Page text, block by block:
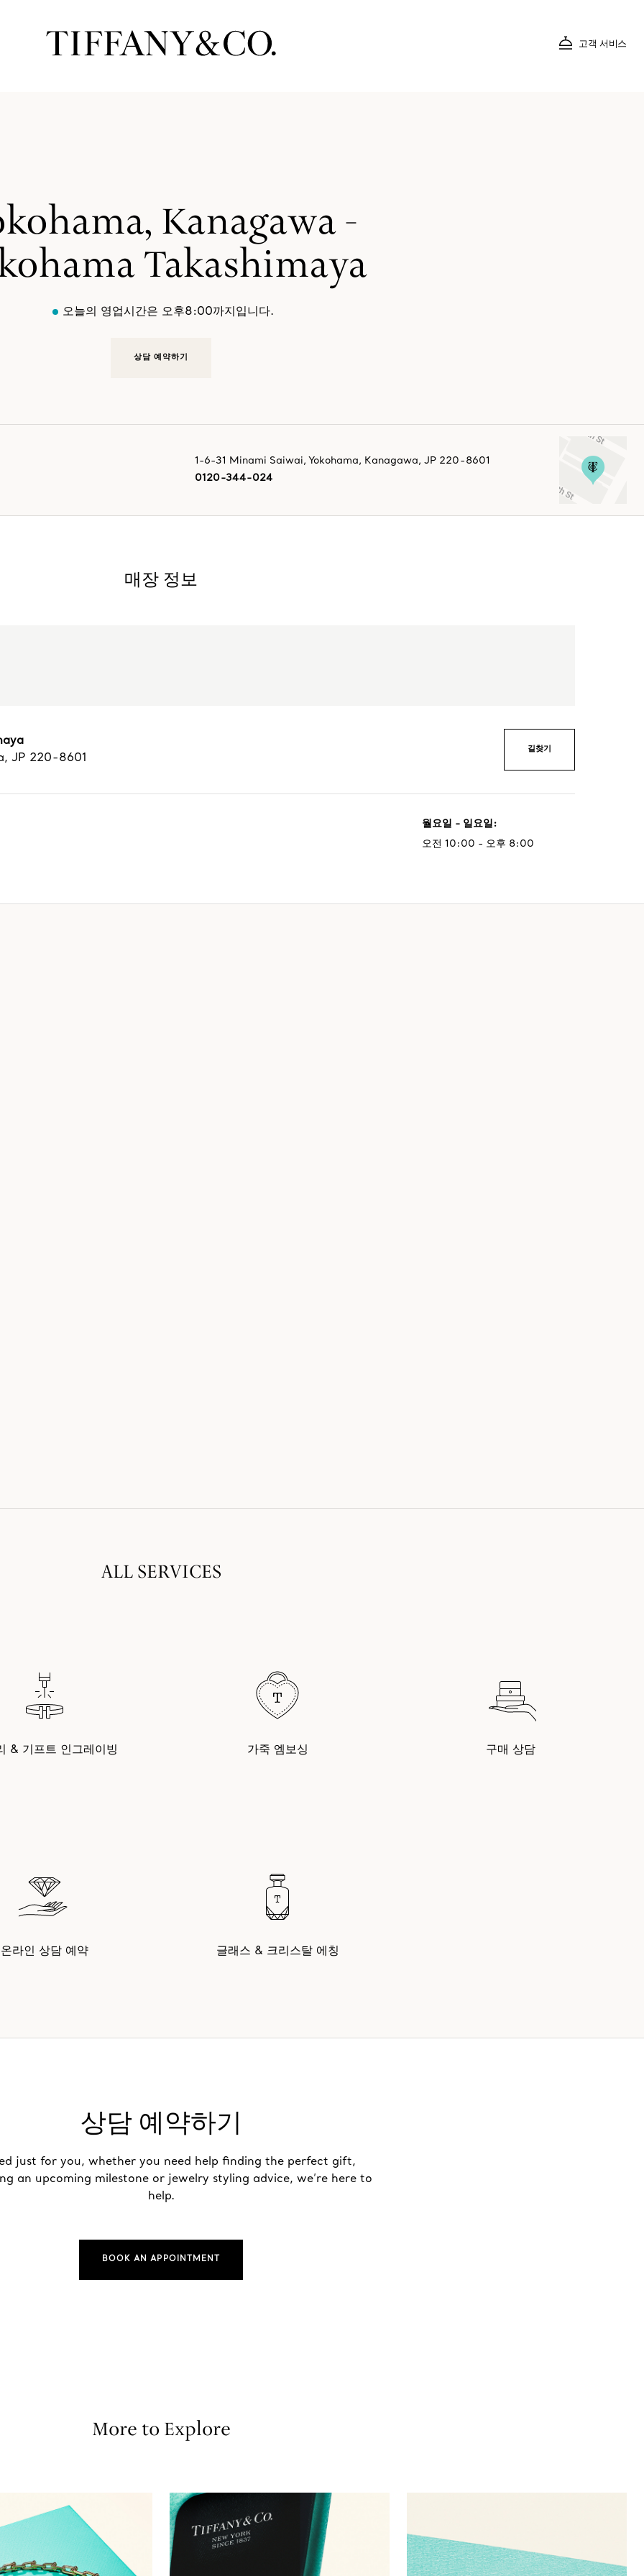
고객 서비스
Kanagawa -
Takashimaya
오늘의 영업시간은 오후8:00까지입니다.
상담 예약하기
1-6-31 Minami Saiwai, Yokohama, Kanagawa, JP 220-8601
0120-344-024
매장 정보
JP 220-8601
길찾기
월요일 - 일요일:
오전 10:00 - 오후 8:00
ALL SERVICES
& 기프트 인그레이빙 가죽 엠보싱 구매 상담
온라인 상담 예약 글래스 & 크리스탈 에칭
상담 예약하기
just for you, whether you need help finding the perfect gift,
an upcoming milestone or jewelry styling advice, we’re here to
help.
BOOK AN APPOINTMENT
More to Explore